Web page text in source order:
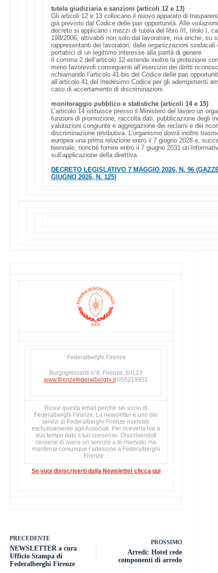
tutela giudiziaria e sanzioni (articoli 12 e 13)
Gli articoli 12 e 13 collocano il nuovo apparato di
già previsto dal Codice delle pari opportunità. Alle
decreto si applicano i mezzi di tutela del libro III, titolo I,
198/2006, attivabili non solo dal lavoratore, ma anche, su
rappresentanti dei lavoratori, dalle organizzazioni
portatrici di un legittimo interesse alla parità di genere.
Il comma 2 dell’articolo 12 estende inoltre la protezione
meno favorevoli conseguenti all’esercizio dei diritti
richiamando l’articolo 41-bis del Codice delle pari
all’articolo 41 del medesimo Codice per gli adempimenti
caso di accertamento di discriminazioni.
monitoraggio pubblico e statistiche (articoli 14 e 15)
L’articolo 14 istituisce presso il Ministero del lavoro un
funzioni di promozione, raccolta dati, pubblicazione degli
valutazioni congiunte e aggregazione dei reclami e dei
discriminazione retributiva. L’organismo dovrà inoltre
europea una prima relazione entro il 7 giugno 2028 e,
biennale, nonché fornire entro il 7 giugno 2031
sull’applicazione della direttiva.
DECRETO LEGISLATIVO 7 MAGGIO 2026, N. 96
GIUGNO 2026, N. 125)
Federalberghi Firenze
Borgognissanti n°8, Firenze, 50123
www.firenzefederalberghi.it055219951
Ricevi questa email perchè sei socio di
Federalberghi Firenze. La newsletter è uno dei
servizi di Federalberghi Firenze riservato
esclusivamente agli Associati. Per riceverla hai a
suo tempo dato il tuo consenso. Disicrivendoti
cesserai di avere un servizio a te riservato ma
manterrai comunque l’adesione a Federalberghi
Firenze.
Se vuoi disiscriverti dalla Newsletter clicca qui
PRECEDENTE
NEWSLETTER a cura
Ufficio Stampa di
Federalberghi Firenze
PROSSIMO
Arredi: Hotel cede
componenti di arredo